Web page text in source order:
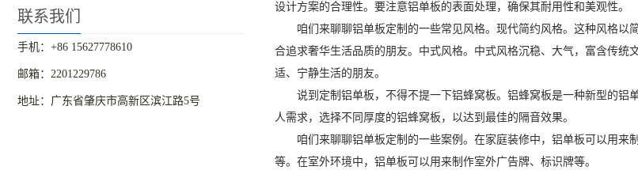
联系我们
手机：+86 15627778610
邮箱：2201229786
地址：广东省肇庆市高新区滨江路5号
设计方案的合理性。要注意铝单板的表面处理，确保其耐用性和美观性。
咱们来聊聊铝单板定制的一些常见风格。现代简约风格。这种风格
合追求奢华生活品质的朋友。中式风格。中式风格沉稳、大气，富含传
适、宁静生活的朋友。
说到定制铝单板，不得不提一下铝蜂窝板。铝蜂窝板是一种新型的
人需求，选择不同厚度的铝蜂窝板，以达到最佳的隔音效果。
咱们来聊聊铝单板定制的一些案例。在家庭装修中，铝单板可以用
等。在室外环境中，铝单板可以用来制作室外广告牌、标识牌等。